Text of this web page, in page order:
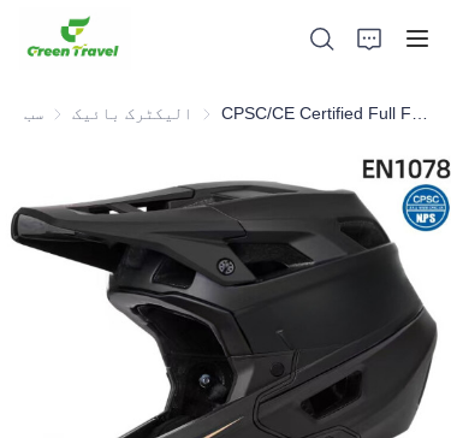
سب الیکٹرک بائیک الیکٹرک بائیک
گھر
مصنوعات
ہمارے بارے میں
خبریں اور تعاون کے معاملات